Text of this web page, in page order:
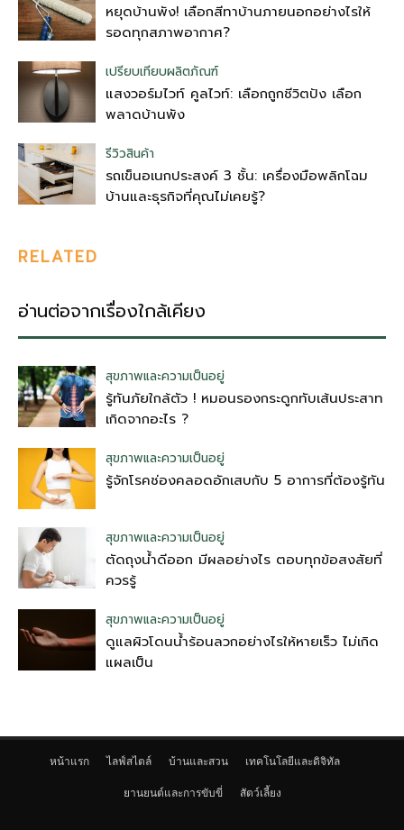
หยุดบ้านพัง! เลือกสีทาบ้านภายนอกอย่างไรให้
รอดทุกสภาพอากาศ?
เปรียบเทียบผลิตภัณฑ์
แสงวอร์มไวท์ คูลไวท์: เลือกถูกชีวิตปัง เลือก
พลาดบ้านพัง
รีวิวสินค้า
รถเข็นอเนกประสงค์ 3 ชั้น: เครื่องมือพลิกโฉม
บ้านและธุรกิจที่คุณไม่เคยรู้?
RELATED
อ่านต่อจากเรื่องใกล้เคียง
สุขภาพและความเป็นอยู่
รู้ทันภัยใกล้ตัว ! หมอนรองกระดูกทับเส้นประสาท
เกิดจากอะไร ?
สุขภาพและความเป็นอยู่
รู้จักโรคช่องคลอดอักเสบกับ 5 อาการที่ต้องรู้ทัน
สุขภาพและความเป็นอยู่
ตัดถุงน้ําดีออก มีผลอย่างไร ตอบทุกข้อสงสัยที่
ควรรู้
สุขภาพและความเป็นอยู่
ดูแลผิวโดนน้ำร้อนลวกอย่างไรให้หายเร็ว ไม่เกิด
แผลเป็น
หน้าแรก ไลฟ์สไตล์ บ้านและสวน เทคโนโลยีและดิจิทัล
ยานยนต์และการขับขี่ สัตว์เลี้ยง